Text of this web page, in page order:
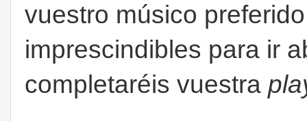
vuestro músico
imprescindibles para ir
completaréis vuestra